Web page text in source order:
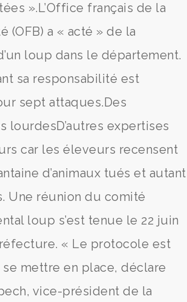
».L’Office français de la
(OFB) a « acté » de la
loup dans le département.
sa responsabilité est
sept attaques.Des
lourdesD’autres expertises
car les éleveurs recensent
d’animaux tués et autant
Une réunion du comité
loup s’est tenue le 22 juin
« Le protocole est
se mettre en place, déclare
vice-président de la